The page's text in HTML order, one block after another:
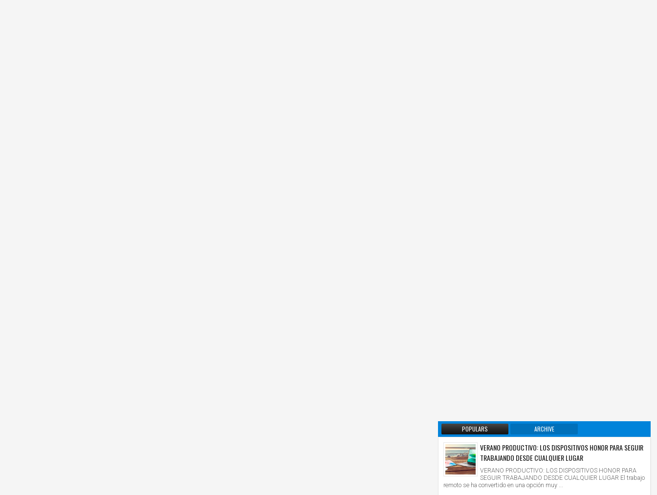
POPULARS ARCHIVE
VERANO PRODUCTIVO: LOS DISPOSITIVOS HONOR PARA SEGUIR
TRABAJANDO DESDE CUALQUIER LUGAR
VERANO PRODUCTIVO: LOS DISPOSITIVOS HONOR PARA
SEGUIR TRABAJANDO DESDE CUALQUIER LUGAR El trabajo
remoto se ha convertido en una opción muy ...